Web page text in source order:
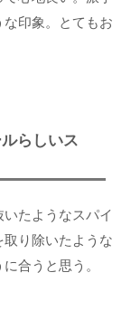
印象。とてもお
らしいス
たようなスパイ
り除いたような
合うと思う。